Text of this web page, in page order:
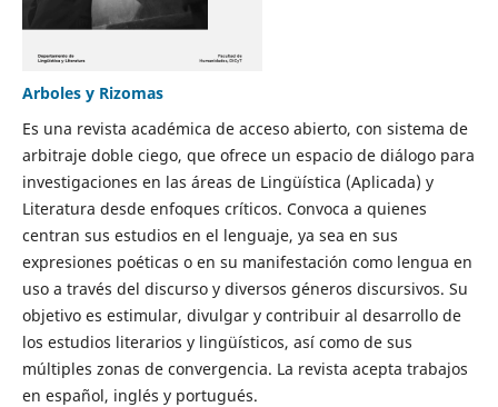
Arboles y Rizomas
Es una revista académica de acceso abierto, con sistema de
arbitraje doble ciego, que ofrece un espacio de diálogo para
investigaciones en las áreas de Lingüística (Aplicada) y
Literatura desde enfoques críticos. Convoca a quienes
centran sus estudios en el lenguaje, ya sea en sus
expresiones poéticas o en su manifestación como lengua en
uso a través del discurso y diversos géneros discursivos. Su
objetivo es estimular, divulgar y contribuir al desarrollo de
los estudios literarios y lingüísticos, así como de sus
múltiples zonas de convergencia. La revista acepta trabajos
en español, inglés y portugués.